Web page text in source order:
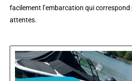
facilement l’embarcation qui
attentes.